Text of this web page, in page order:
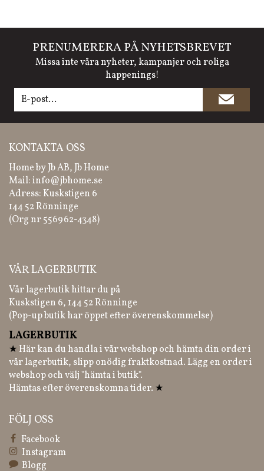
PRENUMERERA PÅ NYHETSBREVET
Missa inte våra nyheter, kampanjer och roliga
happenings!
KONTAKTA OSS
Home by Jb AB, Jb Home
Mail:info@jbhome.se
Adress: Kuskstigen 6
144 52 Rönninge
(Org nr 556962-4348)
VÅR LAGERBUTIK
Vår lagerbutik hittar du på
Kuskstigen 6, 144 52 Rönninge
(Pop-up butik har öppet efter överenskommelse)
LAGERBUTIK
★ Här kan du handla i vår webshop och hämta din order i
vår lagerbutik, slipp onödig fraktkostnad. Lägg en order i
webshop och välj "hämta i butik".
Hämtas efter överenskomna tider. ★
FÖLJ OSS
Facebook
Instagram
Blogg